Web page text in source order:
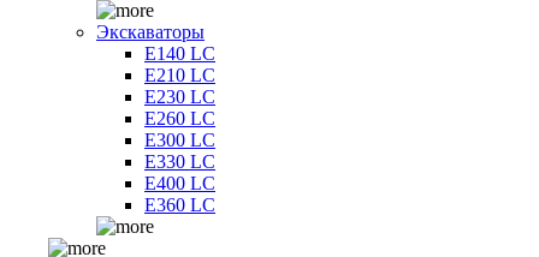
Экскаваторы
E140 LC
E210 LC
E230 LC
E260 LC
E300 LC
E330 LC
E400 LC
E360 LC